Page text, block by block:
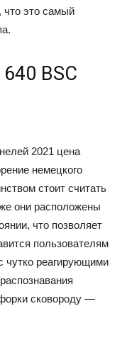
что это самый
BSC
2021 цена
немецкого
стоит считать
они расположены
что позволяет
пользователям
чутко реагирующими
сковороду —